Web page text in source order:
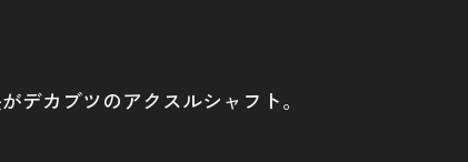
デカブツのアクスルシャフト。